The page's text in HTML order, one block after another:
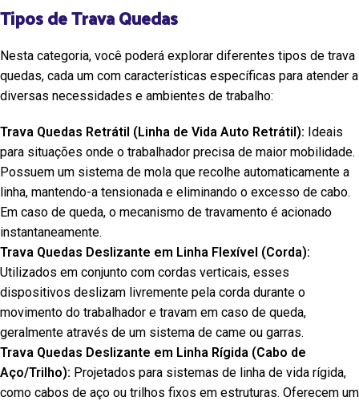
Tipos de Trava Quedas
Nesta categoria, você poderá explorar diferentes tipos de trava
quedas, cada um com características específicas para atender a
diversas necessidades e ambientes de trabalho:
Trava Quedas Retrátil (Linha de Vida Auto Retrátil): Ideais
para situações onde o trabalhador precisa de maior mobilidade.
Possuem um sistema de mola que recolhe automaticamente a
linha, mantendo-a tensionada e eliminando o excesso de cabo.
Em caso de queda, o mecanismo de travamento é acionado
instantaneamente.
Trava Quedas Deslizante em Linha Flexível (Corda):
Utilizados em conjunto com cordas verticais, esses
dispositivos deslizam livremente pela corda durante o
movimento do trabalhador e travam em caso de queda,
geralmente através de um sistema de came ou garras.
Trava Quedas Deslizante em Linha Rígida (Cabo de
Aço/Trilho): Projetados para sistemas de linha de vida rígida,
como cabos de aço ou trilhos fixos em estruturas. Oferecem um